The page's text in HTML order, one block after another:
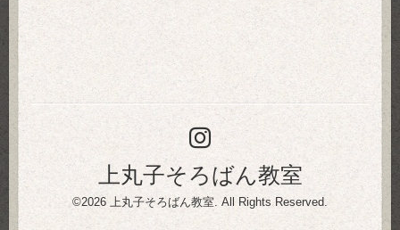
上丸子そろばん教室
©2026 上丸子そろばん教室. All Rights Reserved.